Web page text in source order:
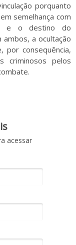
porquanto
semelhança com
e o destino do
a ocultação
por consequência,
criminosos pelos
acessar